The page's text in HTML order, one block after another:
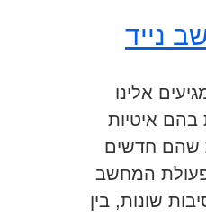
נייד
אלינו
איטיות
שהם חדשים
המחשב
שונות, בין